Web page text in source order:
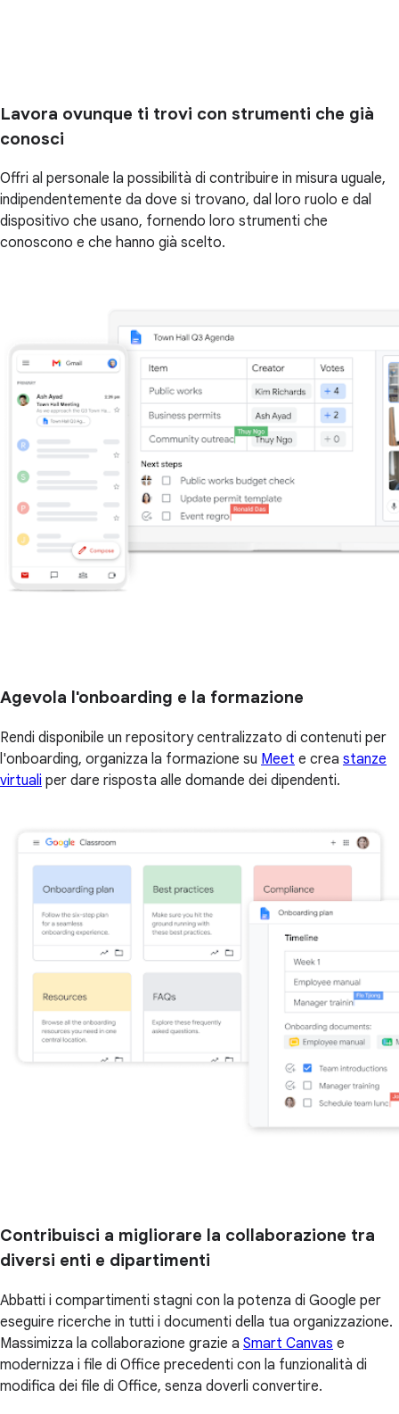
Lavora ovunque ti trovi con strumenti che già
conosci
Offri al personale la possibilità di contribuire in misura uguale,
indipendentemente da dove si trovano, dal loro ruolo e dal
dispositivo che usano, fornendo loro strumenti che
conoscono e che hanno già scelto.
Agevola l'onboarding e la formazione
Rendi disponibile un repository centralizzato di contenuti per
l'onboarding, organizza la formazione su Meet e crea stanze
virtuali per dare risposta alle domande dei dipendenti.
Contribuisci a migliorare la collaborazione tra
diversi enti e dipartimenti
Abbatti i compartimenti stagni con la potenza di Google per
eseguire ricerche in tutti i documenti della tua organizzazione.
Massimizza la collaborazione grazie a Smart Canvas e
modernizza i file di Office precedenti con la funzionalità di
modifica dei file di Office, senza doverli convertire.